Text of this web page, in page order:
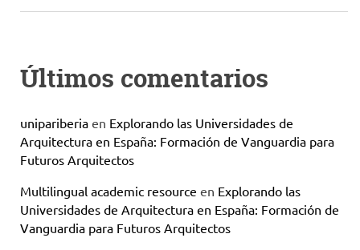
Últimos comentarios
unipariberia en Explorando las Universidades de
Arquitectura en España: Formación de Vanguardia para
Futuros Arquitectos
Multilingual academic resource en Explorando las
Universidades de Arquitectura en España: Formación de
Vanguardia para Futuros Arquitectos